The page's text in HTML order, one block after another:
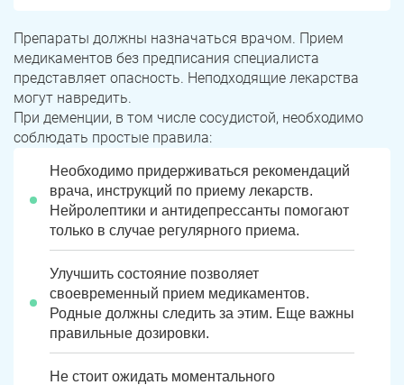
Препараты должны назначаться врачом. Прием
медикаментов без предписания специалиста
представляет опасность. Неподходящие лекарства
могут навредить.
При деменции, в том числе сосудистой, необходимо
соблюдать простые правила:
Необходимо придерживаться рекомендаций
врача, инструкций по приему лекарств.
Нейролептики и антидепрессанты помогают
только в случае регулярного приема.
Улучшить состояние позволяет
своевременный прием медикаментов.
Родные должны следить за этим. Еще важны
правильные дозировки.
Не стоит ожидать моментального